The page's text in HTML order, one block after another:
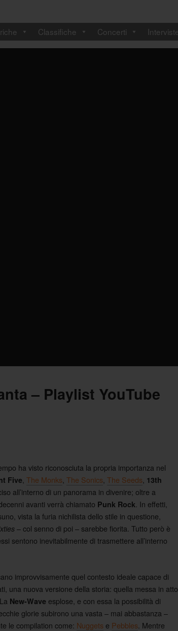
Classifiche Concerti
– Playlist YouTube
ha visto riconosciuta la propria importanza nel
Five The Monks The Sonics The Seeds 13th
all’interno di un panorama in divenire; oltre a
avanti verrà chiamato Punk Rock . In effetti,
vista la furia nichilista dello stile in questione,
– col senno di poi – sarebbe fiorita. Tutto però è
sentono inevitabilmente di trasmettere all’interno
improvvisamente quel contesto ideale capace di
una nuova versione della storia: quella messa in atto
. La New-Wave esplose, e con essa la possibilità di
glorie subirono una vasta – mai abbastanza –
le compilation come: Nuggets e Pebbles Mentre